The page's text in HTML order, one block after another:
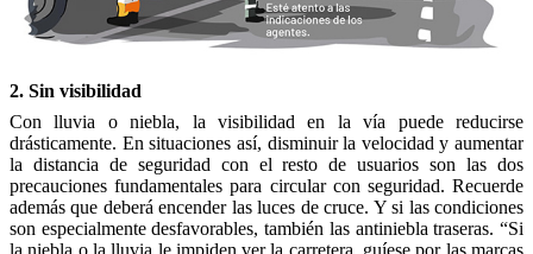
2. Sin visibilidad
Con lluvia o niebla, la visibilidad en la vía puede reducirse
drásticamente. En situaciones así, disminuir la velocidad y aumentar
la distancia de seguridad con el resto de usuarios son las dos
precauciones fundamentales para circular con seguridad. Recuerde
además que deberá encender las luces de cruce. Y si las condiciones
son especialmente desfavorables, también las antiniebla traseras. “Si